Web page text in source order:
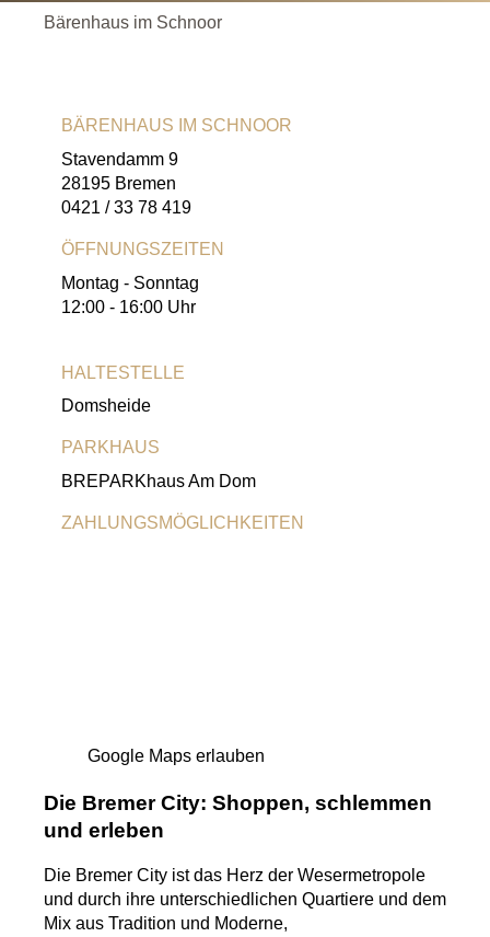
Bärenhaus im Schnoor
BÄRENHAUS IM SCHNOOR
Stavendamm 9
28195 Bremen
0421 / 33 78 419
ÖFFNUNGSZEITEN
Montag - Sonntag
12:00 - 16:00 Uhr
HALTESTELLE
Domsheide
PARKHAUS
BREPARKhaus Am Dom
ZAHLUNGSMÖGLICHKEITEN
Google Maps erlauben
Die Bremer City: Shoppen, schlemmen
und erleben
Die Bremer City ist das Herz der Wesermetropole
und durch ihre unterschiedlichen Quartiere und dem
Mix aus Tradition und Moderne,